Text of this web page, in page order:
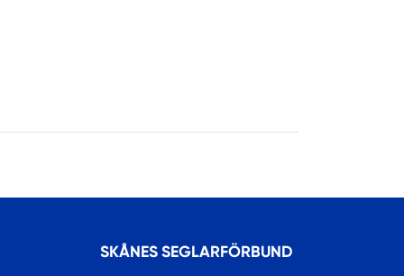
SKÅNES SEGLARFÖRBUND